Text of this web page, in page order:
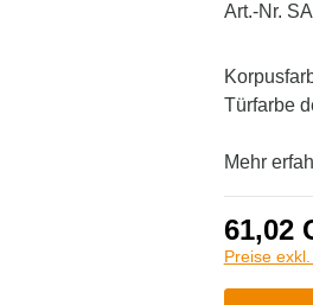
Art.-Nr.
Türfarbe
Mehr
61,02
Preise